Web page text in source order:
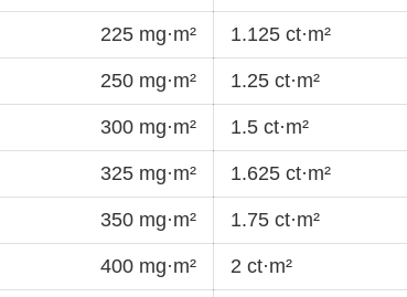
225 mg·m² 1.125 ct·m²
250 mg·m² 1.25 ct·m²
300 mg·m² 1.5 ct·m²
325 mg·m² 1.625 ct·m²
350 mg·m² 1.75 ct·m²
400 mg·m² 2 ct·m²